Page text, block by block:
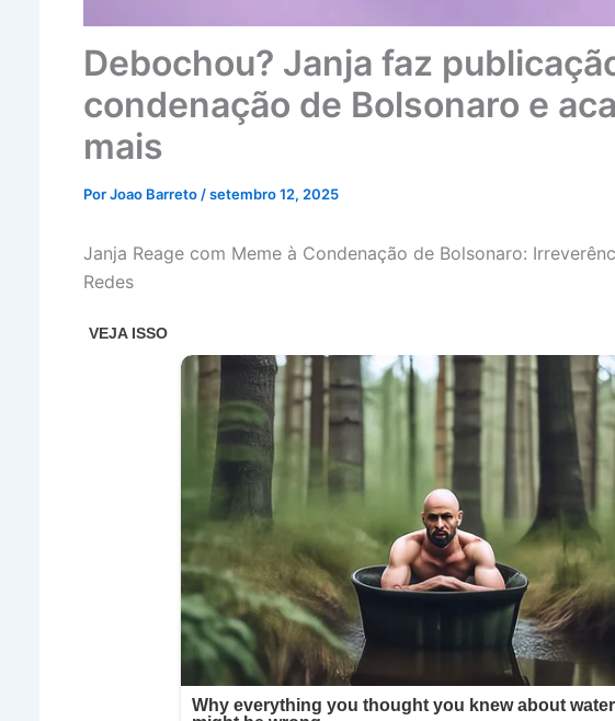
Debochou? Janja faz
condenação de Bolsonaro e
mais
PorJoao Barreto/setembro 12, 2025
Janja Reage com Meme à Condenação de Bolsonaro:
Redes